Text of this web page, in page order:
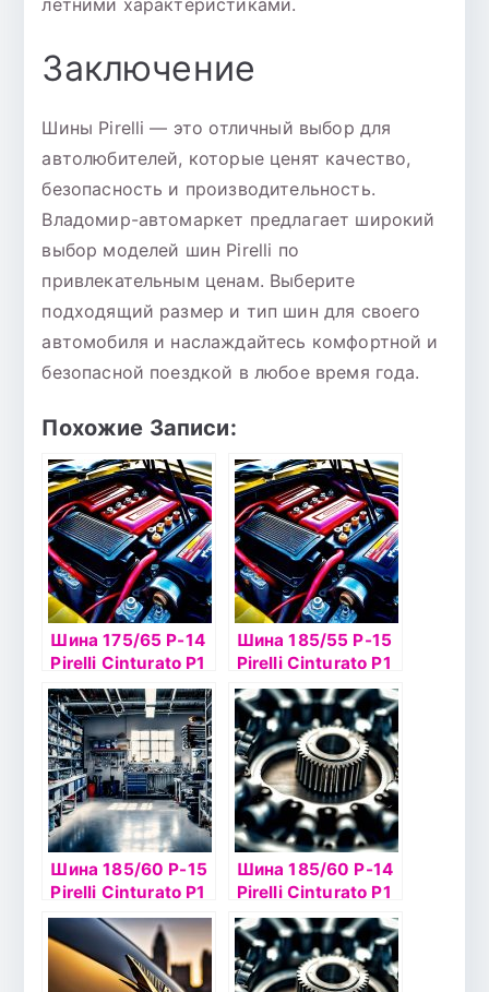
летними характеристиками.
Заключение
Шины Pirelli — это отличный выбор для
автолюбителей, которые ценят качество,
безопасность и производительность.
Владомир-автомаркет предлагает широкий
выбор моделей шин Pirelli по
привлекательным ценам. Выберите
подходящий размер и тип шин для своего
автомобиля и наслаждайтесь комфортной и
безопасной поездкой в любое время года.
Похожие Записи:
Шина 175/65 Р-14
Pirelli Cinturato P1
Verde 82Tб/к
Шина 185/55 Р-15
Pirelli Cinturato P1
Verde 82Н б/к
Шина 185/60 Р-15
Pirelli Cinturato P1
Verde 84Т б/к
Шина 185/60 Р-14
Pirelli Cinturato P1
Verde 82H